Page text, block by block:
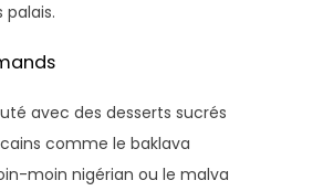
palais.
avec des desserts sucrés
comme le baklava
moin nigérian ou le malva